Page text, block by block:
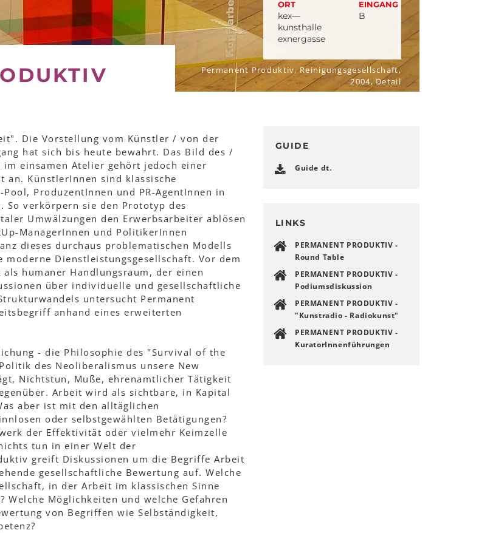
ORT
kex—
kunsthalle
exnergasse
EINGANG
B
Permanent Produktiv, Reinigungsgesellschaft,
2004, Detail
Die Vorstellung vom Künstler / von der
hat sich bis heute bewahrt. Das Bild des /
einsamen Atelier gehört jedoch einer
an. KünstlerInnen sind klassische
ProduzentInnen und PR-AgentInnen in
So verkörpern sie den Prototyp des
Umwälzungen den Erwerbsarbeiter ablösen
ManagerInnen und PolitikerInnen
dieses durchaus problematischen Modells
Dienstleistungsgesellschaft. Vor dem
humaner Handlungsraum, der einen
über individuelle und gesellschaftliche
untersucht Permanent
anhand eines erweiterten
- die Philosophie des "Survival of the
des Neoliberalismus unsere New
Nichtstun, Muße, ehrenamtlicher Tätigkeit
Arbeit wird als sichtbare, in Kapital
aber ist mit den alltäglichen
oder selbstgewählten Betätigungen?
der Effektivität oder vielmehr Keimzelle
tun in einer Welt der
greift Diskussionen um die Begriffe Arbeit
gesellschaftliche Bewertung auf. Welche
in der Arbeit im klassischen Sinne
Möglichkeiten und welche Gefahren
von Begriffen wie Selbständigkeit,
GUIDE
Guide dt.
LINKS
PERMANENT PRODUKTIV -
Round Table
PERMANENT PRODUKTIV -
Podiumsdiskussion
PERMANENT PRODUKTIV -
"Kunstradio - Radiokunst"
PERMANENT PRODUKTIV -
KuratorInnenführungen